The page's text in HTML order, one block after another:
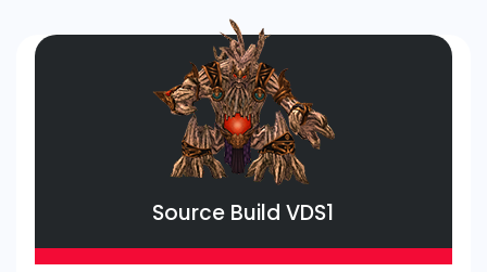
Source Build VDS1